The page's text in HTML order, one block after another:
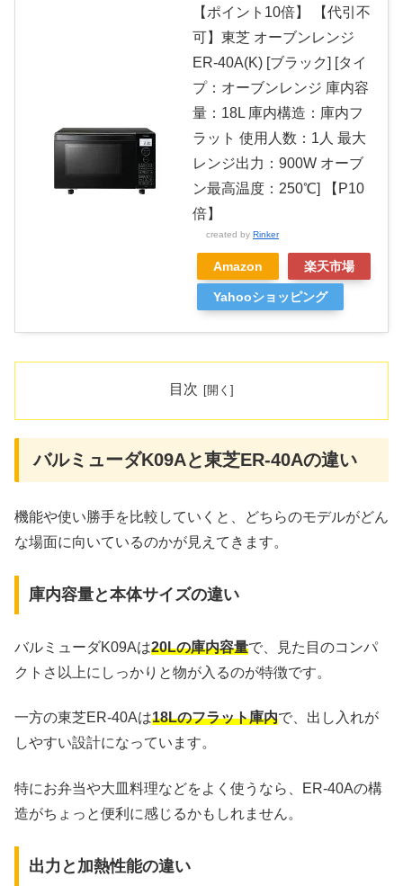
【ポイント10倍】 【代引不
可】東芝 オーブンレンジ
ER-40A(K) [ブラック] [タイ
プ：オーブンレンジ 庫内容
量：18L 庫内構造：庫内フ
ラット 使用人数：1人 最大
レンジ出力：900W オーブ
ン最高温度：250℃] 【P10
倍】
created by Rinker
Amazon 楽天市場
Yahooショッピング
目次
バルミューダK09Aと東芝ER-40Aの違い
機能や使い勝手を比較していくと、どちらのモデルがどん
な場面に向いているのかが見えてきます。
庫内容量と本体サイズの違い
バルミューダK09Aは20Lの庫内容量で、見た目のコンパ
クトさ以上にしっかりと物が入るのが特徴です。
一方の東芝ER-40Aは18Lのフラット庫内で、出し入れが
しやすい設計になっています。
特にお弁当や大皿料理などをよく使うなら、ER-40Aの構
造がちょっと便利に感じるかもしれません。
出力と加熱性能の違い